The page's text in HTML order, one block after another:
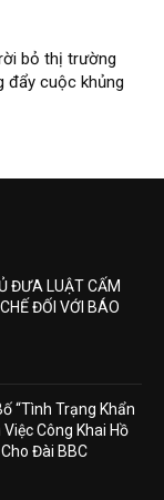
bỏ thị trường
đẩy cuộc khủng
ĐƯA LUẬT CẤM
ĐỐI VỚI BÁO
“Tình Trạng Khẩn
Công Khai Hồ
Đài BBC